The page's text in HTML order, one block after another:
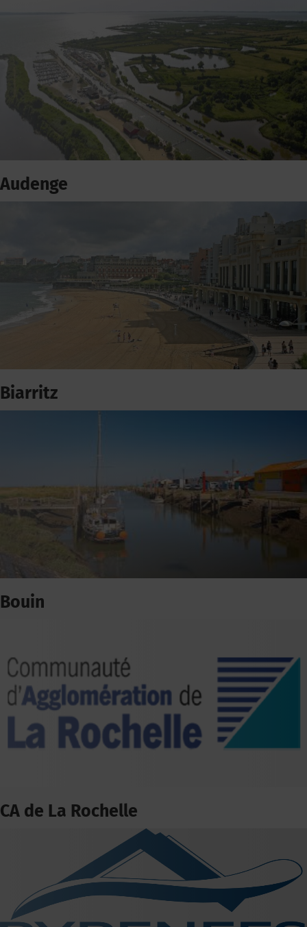
Audenge
Biarritz
Bouin
CA de La Rochelle